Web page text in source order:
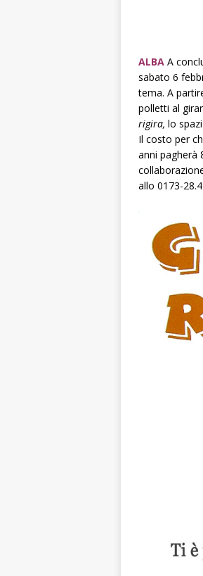
ALBA A
sabato 6
tema. A
polletti al
rigira, lo
Il costo per
anni pagherà
allo 0173-